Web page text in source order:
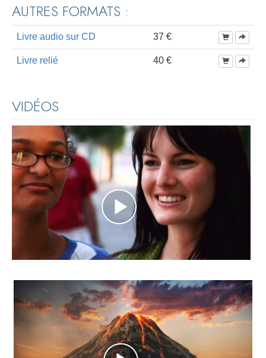
AUTRES FORMATS :
Livre audio sur CD 37 €
Livre relié 40 €
VIDÉOS